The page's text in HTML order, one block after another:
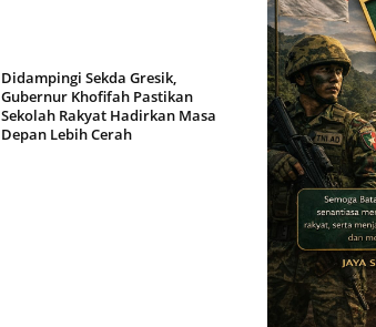
Didampingi Sekda Gresik,
Gubernur Khofifah Pastikan
Sekolah Rakyat Hadirkan Masa
Depan Lebih Cerah